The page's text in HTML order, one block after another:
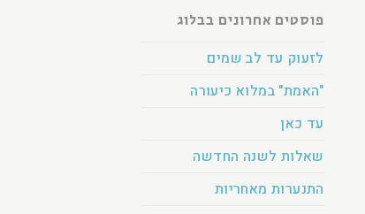
פוסטים אחרונים בבלוג
לזעוק עד לב שמים
"האמת" במלוא כיעורה
עד כאן
שאלות לשנה החדשה
התנערות מאחריות